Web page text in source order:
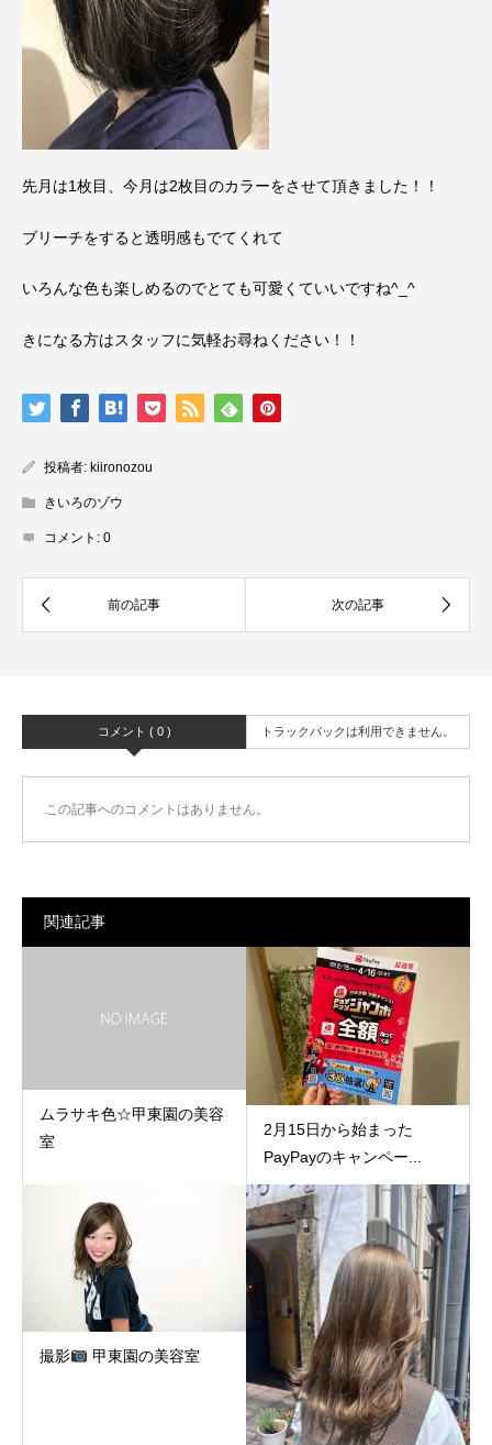
先月は1枚目、今月は2枚目のカラーをさせて頂きました！！
ブリーチをすると透明感もでてくれて
いろんな色も楽しめるのでとても可愛くていいですね^_^
きになる方はスタッフに気軽お尋ねください！！
投稿者: kiironozou
きいろのゾウ
コメント: 0
コメント ( 0 ) トラックバックは利用できません。
この記事へのコメントはありません。
関連記事
ムラサキ色☆甲東園の美容
室
2月15日から始まった
PayPayのキャンペー...
撮影 甲東園の美容室